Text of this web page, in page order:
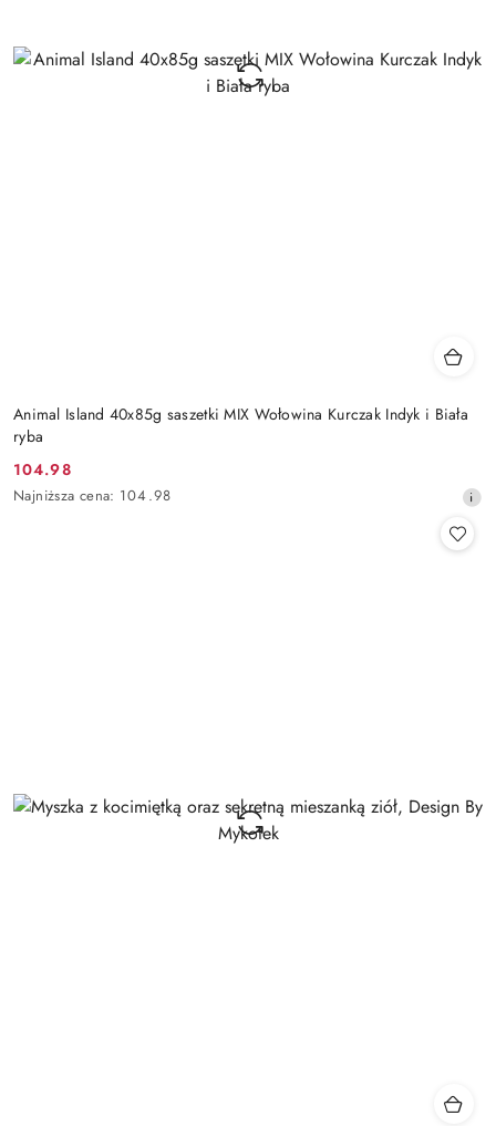
Animal Island 40x85g saszetki MIX Wołowina Kurczak Indyk i Biała
ryba
Cena
promocyjna:
104.98
Najniższa
Najniższa cena: 104.98